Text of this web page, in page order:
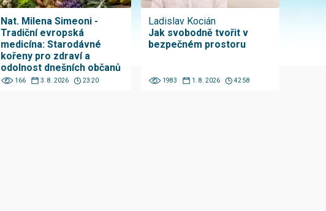
Nat. Milena Simeoni -
Tradiční evropská
medicína: Starodávné
kořeny pro zdraví a
odolnost dnešních občanů
166 3. 8. 2026 23:20
Ladislav Kocián
Jak svobodně tvořit v
bezpečném prostoru
1983 1. 8. 2026 42:58